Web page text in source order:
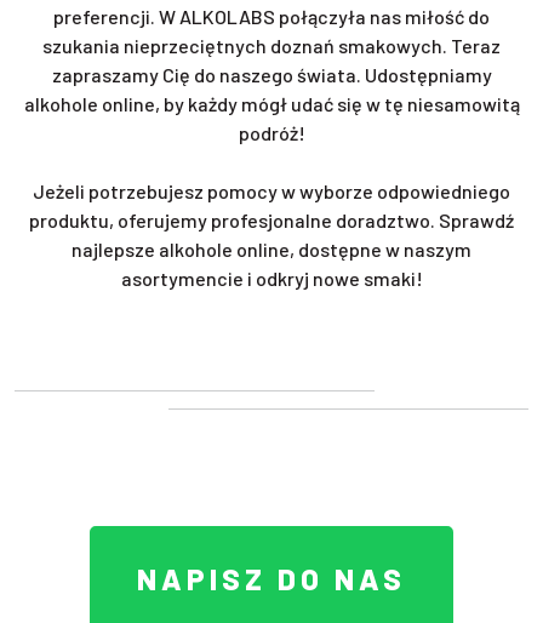
preferencji. W ALKOLABS połączyła nas miłość do
szukania nieprzeciętnych doznań smakowych. Teraz
zapraszamy Cię do naszego świata. Udostępniamy
alkohole online, by każdy mógł udać się w tę niesamowitą
podróż!
Jeżeli potrzebujesz pomocy w wyborze odpowiedniego
produktu, oferujemy profesjonalne doradztwo. Sprawdź
najlepsze alkohole online, dostępne w naszym
asortymencie i odkryj nowe smaki!
NAPISZ DO NAS